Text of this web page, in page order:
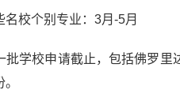
校个别专业：3月-5月
批学校申请截止，包括佛罗